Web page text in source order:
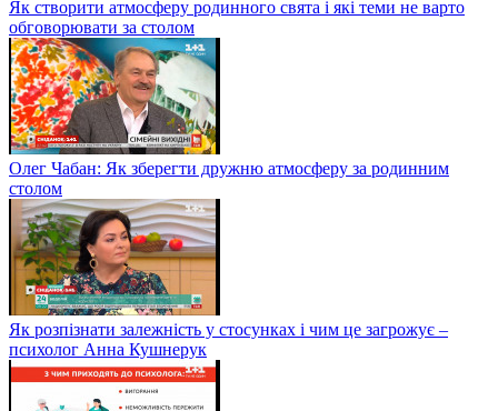
Як створити атмосферу родинного свята і які теми не варто
обговорювати за столом
Олег Чабан: Як зберегти дружню атмосферу за родинним
столом
Як розпізнати залежність у стосунках і чим це загрожує –
психолог Анна Кушнерук